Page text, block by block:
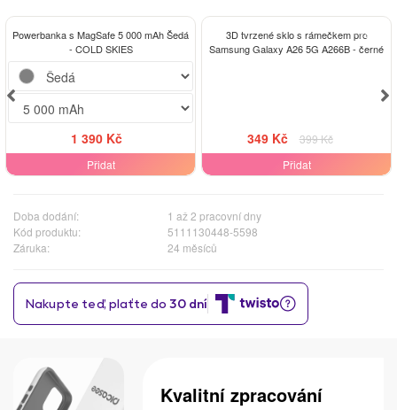
Powerbanka s MagSafe 5 000 mAh Šedá
- COLD SKIES
1 390 Kč
Přidat
-13%
3D tvrzené sklo s rámečkem pro
Samsung Galaxy A26 5G A266B - černé
349 Kč
399 Kč
Přidat
Doba dodání:
1 až 2 pracovní dny
Kód produktu:
5111130448-5598
Záruka:
24 měsíců
Kvalitní zpracování